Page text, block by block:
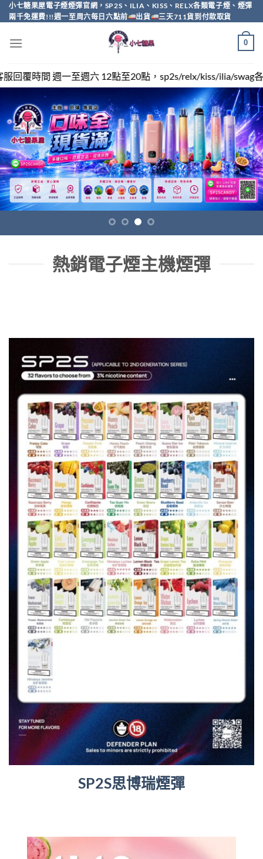
Skip
to
小七糖果屋電子煙煙彈官網，SP2S、ILIA、KISS、RELX各類電子煙、煙彈
兩千免運費!!!週一至周六每日六點前
出貨 三天711貨到付款取貨
0
點至20點，sp2s/relx/kiss/ilia/swag各類電子煙煙彈買越多越
熱銷電子煙主機煙彈
SP2S思博瑞煙彈